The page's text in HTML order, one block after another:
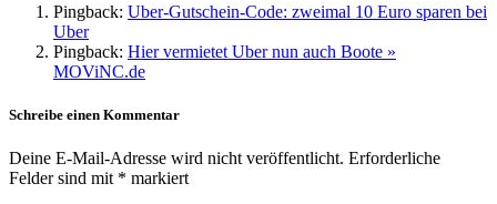
Pingback: Uber-Gutschein-Code: zweimal 10 Euro sparen bei
Uber
Pingback: Hier vermietet Uber nun auch Boote »
MOViNC.de
Schreibe einen Kommentar
Deine E-Mail-Adresse wird nicht veröffentlicht. Erforderliche
Felder sind mit * markiert